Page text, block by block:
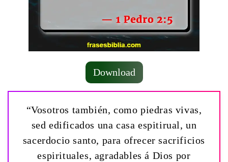
Download
“Vosotros también, como piedras vivas,
sed edificados una casa espitirual, un
sacerdocio santo, para ofrecer sacrificios
espirituales, agradables á Dios por